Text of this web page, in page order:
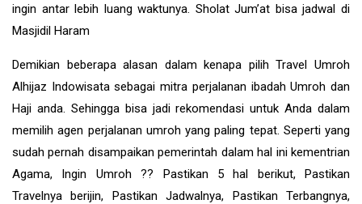
ingin antar lebih luang waktunya. Sholat Jum’at bisa jadwal di
Masjidil Haram
Demikian beberapa alasan dalam kenapa pilih Travel Umroh
Alhijaz Indowisata sebagai mitra perjalanan ibadah Umroh dan
Haji anda. Sehingga bisa jadi rekomendasi untuk Anda dalam
memilih agen perjalanan umroh yang paling tepat. Seperti yang
sudah pernah disampaikan pemerintah dalam hal ini kementrian
Agama, Ingin Umroh ?? Pastikan 5 hal berikut, Pastikan
Travelnya berijin, Pastikan Jadwalnya, Pastikan Terbangnya,